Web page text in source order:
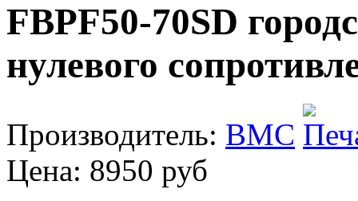
FBPF50-70SD
нулевого
Производитель: BMC
Цена: 8950 руб